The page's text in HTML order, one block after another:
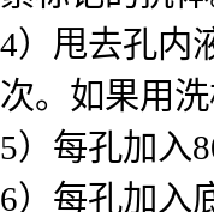
6）每孔加
7）取出酶标
8）在450nm
相关产品：